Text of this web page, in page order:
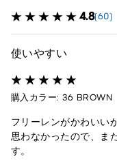
4.8(60)
使いやすい
購入カラー: 36 BROWN
フリーレンがかわいい
思わなかったので、ま
す。